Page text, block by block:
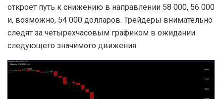
откроет путь к снижению в направлении 58 000, 56 000
и, возможно, 54 000 долларов. Трейдеры внимательно
следят за четырехчасовым графиком в ожидании
следующего значимого движения.